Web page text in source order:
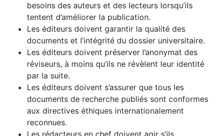
besoins des auteurs et des lecteurs lorsqu’ils
tentent d’améliorer la publication.
Les éditeurs doivent garantir la qualité des
documents et l’intégrité du dossier universitaire.
Les éditeurs doivent préserver l’anonymat des
réviseurs, à moins qu’ils ne révèlent leur identité
par la suite.
Les éditeurs doivent s’assurer que tous les
documents de recherche publiés sont conformes
aux directives éthiques internationalement
reconnues.